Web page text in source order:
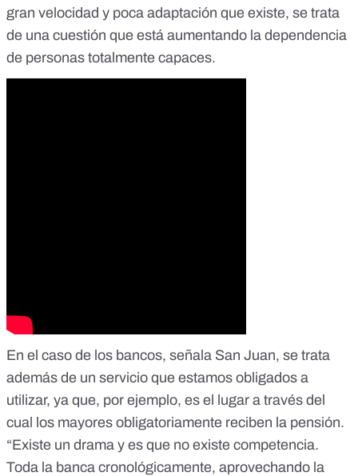
gran velocidad y poca adaptación que existe, se trata
de una cuestión que está aumentando la dependencia
de personas totalmente capaces.
En el caso de los bancos, señala San Juan, se trata
además de un servicio que estamos obligados a
utilizar, ya que, por ejemplo, es el lugar a través del
cual los mayores obligatoriamente reciben la pensión.
“Existe un drama y es que no existe competencia.
Toda la banca cronológicamente, aprovechando la